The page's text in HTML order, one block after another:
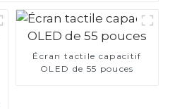
Écran tactile capacitif
OLED de 55 pouces